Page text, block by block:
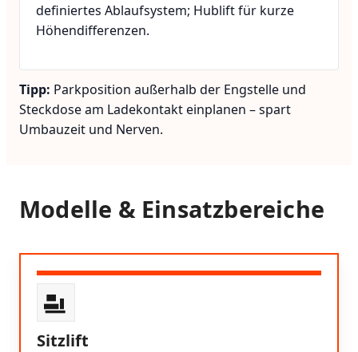
definiertes Ablaufsystem; Hublift für kurze
Höhendifferenzen.
Tipp: Parkposition außerhalb der Engstelle und
Steckdose am Ladekontakt einplanen – spart
Umbauzeit und Nerven.
Modelle & Einsatzbereiche
Sitzlift